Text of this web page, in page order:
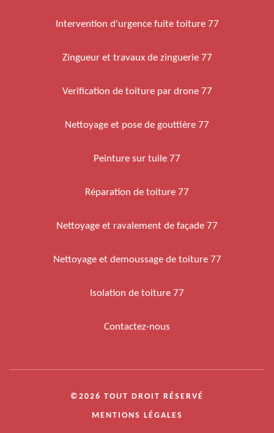
Intervention d'urgence fuite toiture 77
Zingueur et travaux de zinguerie 77
Verification de toiture par drone 77
Nettoyage et pose de gouttière 77
Peinture sur tuile 77
Réparation de toiture 77
Nettoyage et ravalement de façade 77
Nettoyage et demoussage de toiture 77
Isolation de toiture 77
Contactez-nous
©2026 TOUT DROIT RÉSERVÉ
MENTIONS LÉGALES